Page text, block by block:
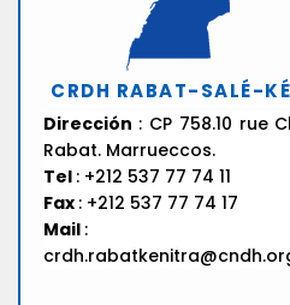
CRDH RABAT-SALÉ-
Dirección : CP 758.10 rue
Rabat. Marrueccos.
Tel : +212 537 77 74 11
Fax : +212 537 77 74 17
Mail :